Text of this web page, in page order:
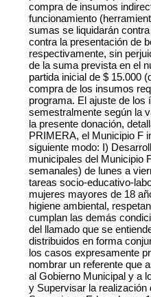
compra de insumos
funcionamiento
sumas se liquidarán
contra la presentación de
respectivamente, sin
de la suma prevista en el
partida inicial de $ 15.000
compra de los insumos
programa. El ajuste de
semestralmente según la
la presente donación,
PRIMERA, el Municipio F
siguiente modo: I)
municipales del Municipio
semanales) de lunes a
tareas socio-educativo-
mujeres mayores de 18
higiene ambiental,
cumplan las demás
del llamado que se
distribuidos en forma
los casos expresamente
nombrar un referente que
al Gobierno Municipal y a
y Supervisar la